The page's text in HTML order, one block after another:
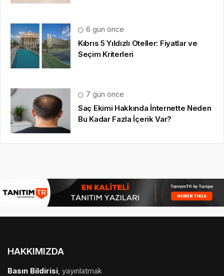
6 gün önce
Kıbrıs 5 Yıldızlı Oteller: Fiyatlar ve
Seçim Kriterleri
7 gün önce
Saç Ekimi Hakkında İnternette Neden
Bu Kadar Fazla İçerik Var?
HAKKIMIZDA
Basın Bildirisi, yayınlatmak